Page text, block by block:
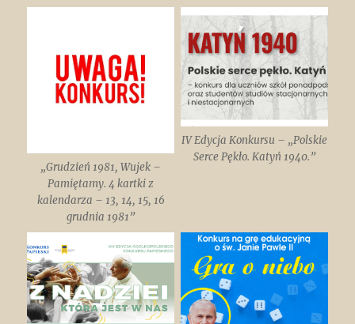
„Grudzień 1981, Wujek –
Pamiętamy. 4 kartki z
kalendarza – 13, 14, 15, 16
grudnia 1981”
IV Edycja Konkursu – „Polskie
Serce Pękło. Katyń 1940.”